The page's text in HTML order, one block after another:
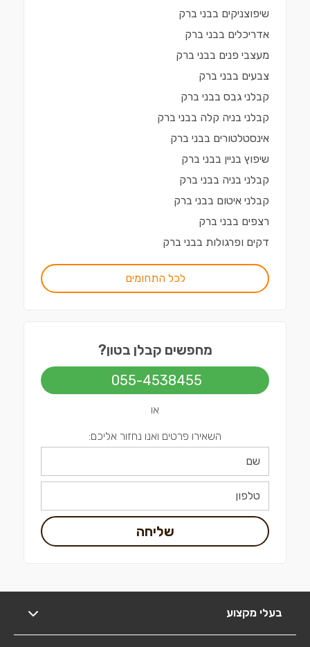
שיפוצניקים בבני ברק
אדריכלים בבני ברק
מעצבי פנים בבני ברק
צבעים בבני ברק
קבלני גבס בבני ברק
קבלני בניה קלה בבני ברק
אינסטלטורים בבני ברק
שיפוץ בניין בבני ברק
קבלני בניה בבני ברק
קבלני איטום בבני ברק
רצפים בבני ברק
דקים ופרגולות בבני ברק
לכל התחומים
מחפשים קבלן בטון?
055-4538455
או
השאירו פרטים ואנו נחזור אליכם:
שליחה
בעלי מקצוע